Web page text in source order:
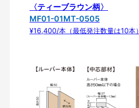
〈ティーブラウン柄〉
MF01-01MT-0505
¥16,400/本（最低発注数量は10本）